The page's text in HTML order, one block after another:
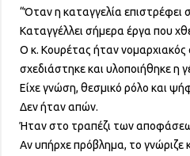
“Όταν η καταγγελία επιστρέφει
Καταγγέλλει σήμερα έργα που
Ο κ. Κουρέτας ήταν
σχεδιάστηκε και υλοποιήθηκε
Είχε γνώση, θεσμικό ρόλο και
Δεν ήταν απών.
Ήταν στο τραπέζι των
Αν υπήρχε πρόβλημα, το γνώριζε